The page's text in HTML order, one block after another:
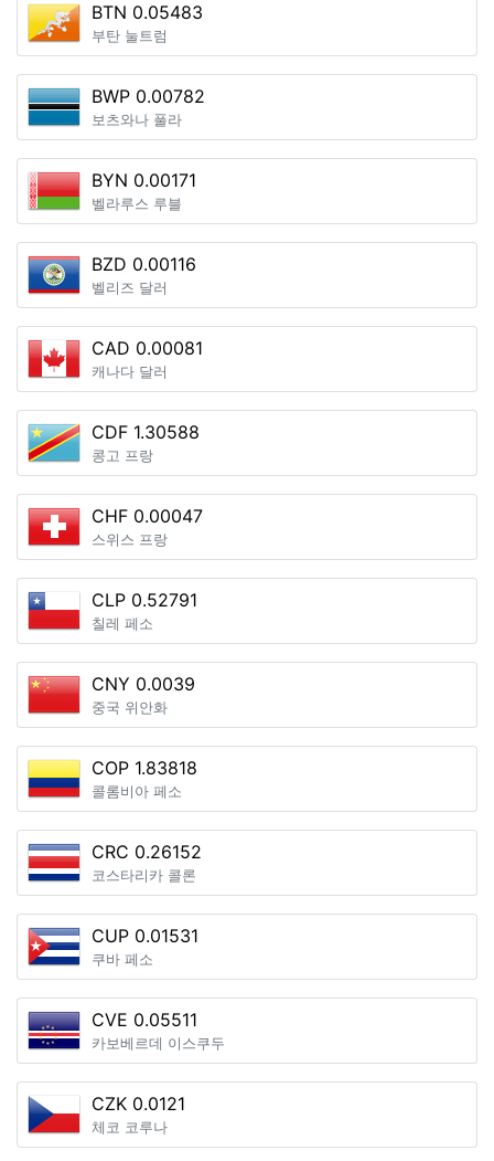
BTN 0.05483
부탄 눌트럼
BWP 0.00782
보츠와나 풀라
BYN 0.00171
벨라루스 루블
BZD 0.00116
벨리즈 달러
CAD 0.00081
캐나다 달러
CDF 1.30588
콩고 프랑
CHF 0.00047
스위스 프랑
CLP 0.52791
칠레 페소
CNY 0.0039
중국 위안화
COP 1.83818
콜롬비아 페소
CRC 0.26152
코스타리카 콜론
CUP 0.01531
쿠바 페소
CVE 0.05511
카보베르데 이스쿠두
CZK 0.0121
체코 코루나